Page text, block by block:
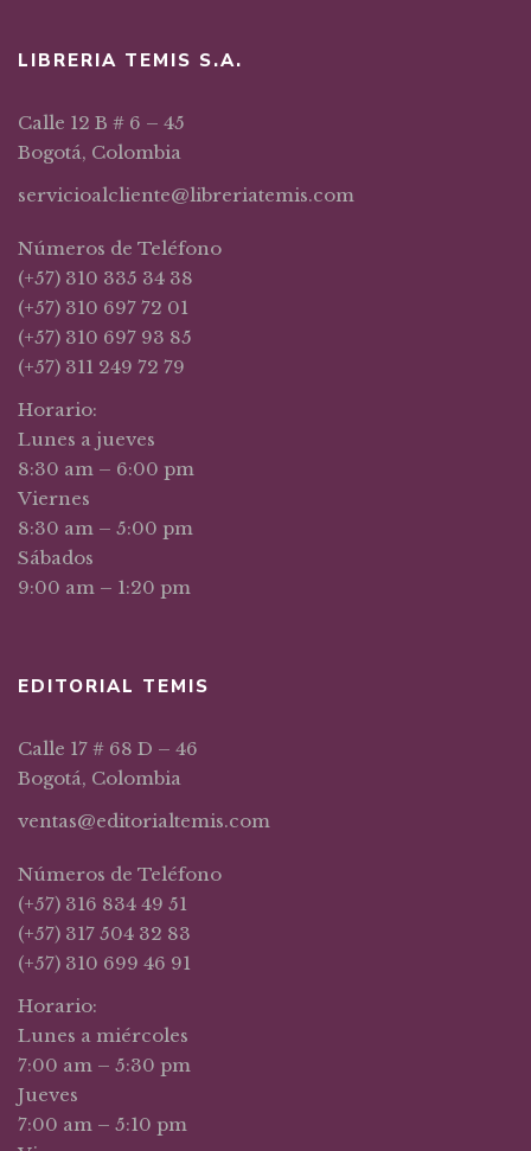
LIBRERIA TEMIS S.A.
Calle 12 B # 6 – 45
Bogotá, Colombia
servicioalcliente@libreriatemis.com
Números de Teléfono
(+57) 310 335 34 38
(+57) 310 697 72 01
(+57) 310 697 93 85
(+57) 311 249 72 79
Horario:
Lunes a jueves
8:30 am – 6:00 pm
Viernes
8:30 am – 5:00 pm
Sábados
9:00 am – 1:20 pm
EDITORIAL TEMIS
Calle 17 # 68 D – 46
Bogotá, Colombia
ventas@editorialtemis.com
Números de Teléfono
(+57) 316 834 49 51
(+57) 317 504 32 83
(+57) 310 699 46 91
Horario:
Lunes a miércoles
7:00 am – 5:30 pm
Jueves
7:00 am – 5:10 pm